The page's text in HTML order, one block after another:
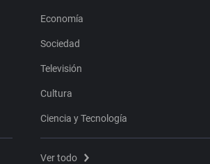
Economía
Sociedad
Televisión
Cultura
Ciencia y Tecnología
Ver todo